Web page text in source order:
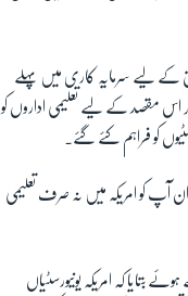
کے لیے سرمایہ کاری میں پہلے
اس مقصد کے لیے تعلیمی اداروں کو
کو فراہم کئے گئے۔
آپ کو امریکہ میں نہ صرف تعلیمی
کہ امریکہ یونیورسٹیاں